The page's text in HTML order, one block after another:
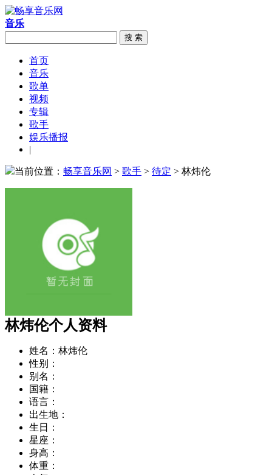
音乐
搜 索
首页
音乐
歌单
视频
专辑
歌手
娱乐播报
|
当前位置： 畅享音乐网 > 歌手 > 待定 > 林炜伦
林炜伦个人资料
姓名： 林炜伦
性别：
别名：
国籍：
语言：
出生地：
生日：
星座：
身高：
体重：